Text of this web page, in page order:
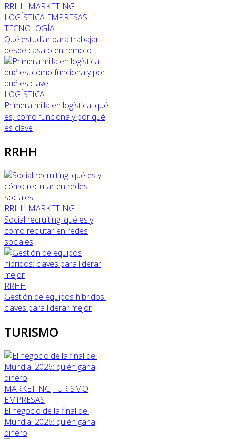
RRHH MARKETING
LOGÍSTICA EMPRESAS
TECNOLOGÍA
Qué estudiar para trabajar
desde casa o en remoto
LOGÍSTICA
Primera milla en logística: qué
es, cómo funciona y por qué
es clave
RRHH
RRHH MARKETING
Social recruiting: qué es y
cómo reclutar en redes
sociales
RRHH
Gestión de equipos híbridos:
claves para liderar mejor
TURISMO
MARKETING TURISMO
EMPRESAS
El negocio de la final del
Mundial 2026: quién gana
dinero